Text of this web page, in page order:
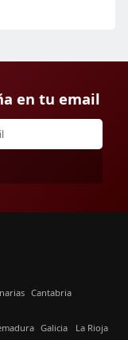
en tu email
Cantabria
Galicia La Rioja